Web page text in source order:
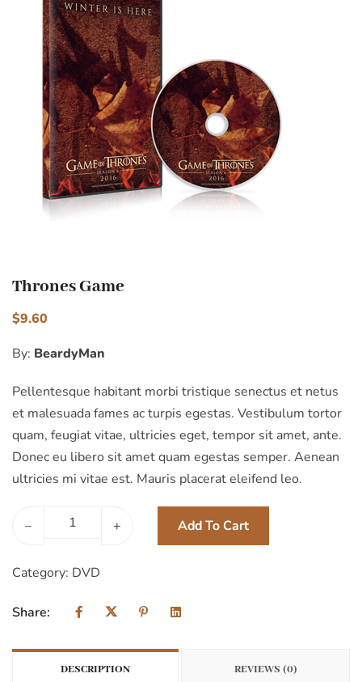
Thrones Game
$9.60
By: BeardyMan
Pellentesque habitant morbi tristique senectus et netus
et malesuada fames ac turpis egestas. Vestibulum tortor
quam, feugiat vitae, ultricies eget, tempor sit amet, ante.
Donec eu libero sit amet quam egestas semper. Aenean
ultricies mi vitae est. Mauris placerat eleifend leo.
– + Add To Cart
Category: DVD
Share:
DESCRIPTION REVIEWS (0)